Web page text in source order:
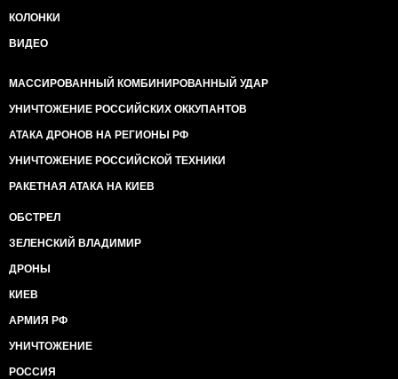
КОЛОНКИ
ВИДЕО
МАССИРОВАННЫЙ КОМБИНИРОВАННЫЙ УДАР
УНИЧТОЖЕНИЕ РОССИЙСКИХ ОККУПАНТОВ
АТАКА ДРОНОВ НА РЕГИОНЫ РФ
УНИЧТОЖЕНИЕ РОССИЙСКОЙ ТЕХНИКИ
РАКЕТНАЯ АТАКА НА КИЕВ
ОБСТРЕЛ
ЗЕЛЕНСКИЙ ВЛАДИМИР
ДРОНЫ
КИЕВ
АРМИЯ РФ
УНИЧТОЖЕНИЕ
РОССИЯ